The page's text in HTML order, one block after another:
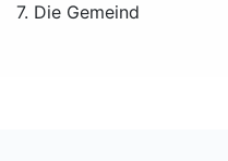
7. Die Gemeind